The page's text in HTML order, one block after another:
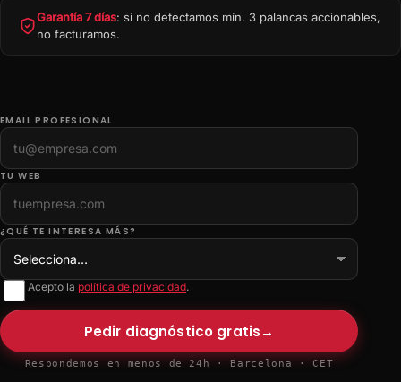
Garantía 7 días: si no detectamos mín. 3 palancas accionables,
no facturamos.
EMAIL PROFESIONAL
TU WEB
¿QUÉ TE INTERESA MÁS?
Acepto la política de privacidad.
Pedir diagnóstico gratis→
Respondemos en menos de 24h · Barcelona · CET